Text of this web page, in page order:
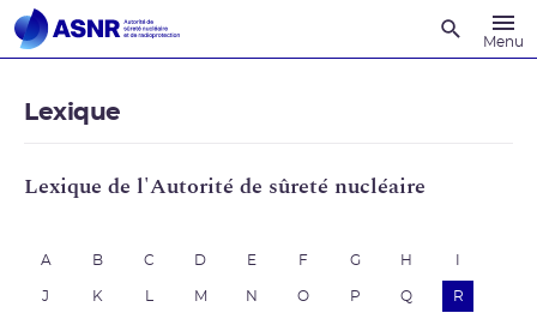
Menu
Lexique
Lexique de l'Autorité de sûreté nucléaire
A B C D E F G H
J K M N O P Q R